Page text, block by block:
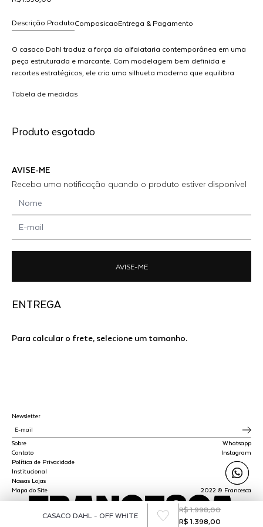
CASACO DAHL - OFF WHITE
R$ 1.998,00
R$ 1.398,00
Composicao
Descrição Produto Entrega & Pagamento
O casaco Dahl traduz a força da alfaiataria contemporânea em uma
peça estruturada e marcante. Com modelagem bem definida e
recortes estratégicos, ele cria uma silhueta moderna que equilibra
autoral da peça, enquanto os acabamentos precisos garantem um
compondo um look coordenado de impacto.Uma peça pensada
Tabela de medidas
Produto esgotado
AVISE-ME
Receba uma notificação quando o produto estiver disponível
AVISE-ME
ENTREGA
Para calcular o frete, selecione um tamanho.
Sobre
Contato
Política de Privacidade
Institucional
Nossas Lojas
Mapa do Site
Whatsapp
Instagram
2022 © Francesca
Newsletter
SPLY STUDIO LTDA - CNPJ 45.510.647/0001-00